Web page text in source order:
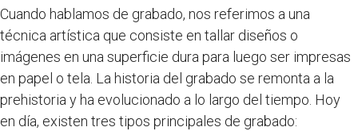
Cuando hablamos de grabado, nos referimos a una
técnica artística que consiste en tallar diseños o
imágenes en una superficie dura para luego ser impresas
en papel o tela. La historia del grabado se remonta a la
prehistoria y ha evolucionado a lo largo del tiempo. Hoy
en día, existen tres tipos principales de grabado: